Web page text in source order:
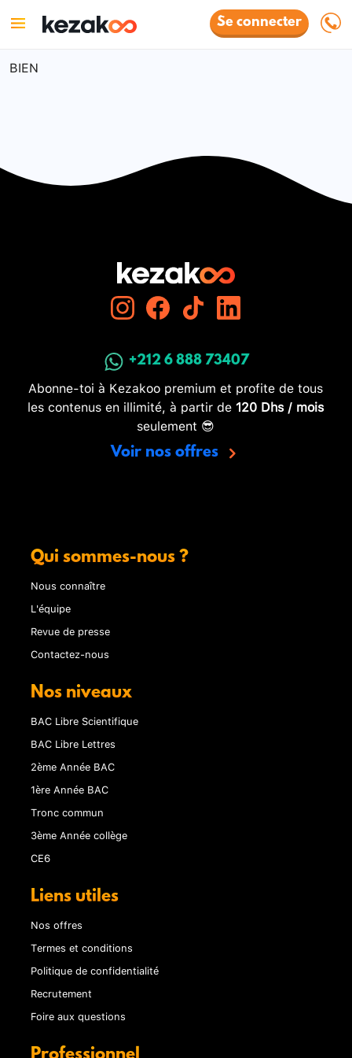
Se connecter
BIEN
+212 6 888 73407
Abonne-toi à Kezakoo premium et profite de tous
les contenus en illimité, à partir de 120 Dhs / mois
seulement 😎
Voir nos offres
Qui sommes-nous ?
Nous connaître
L'équipe
Revue de presse
Contactez-nous
Nos niveaux
BAC Libre Scientifique
BAC Libre Lettres
2ème Année BAC
1ère Année BAC
Tronc commun
3ème Année collège
CE6
Liens utiles
Nos offres
Termes et conditions
Politique de confidentialité
Recrutement
Foire aux questions